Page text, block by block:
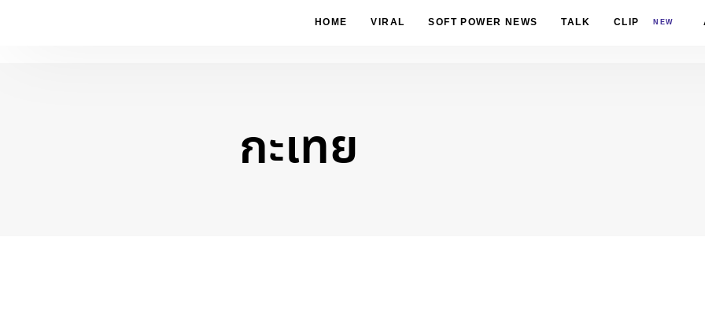
HOME VIRAL SOFT POWER NEWS TALK CLIP NEW
กะเทย